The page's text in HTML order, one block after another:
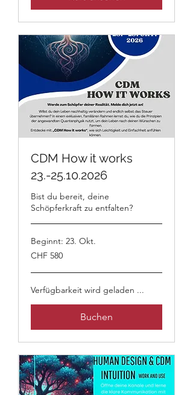
CDM How it works
23.-25.10.2026
Bist du bereit, deine
Schöpferkraft zu entfalten?
Beginnt: 23. Okt.
580
Schweizer
CHF 580
Verfügbarkeit wird geladen ...
Buchen